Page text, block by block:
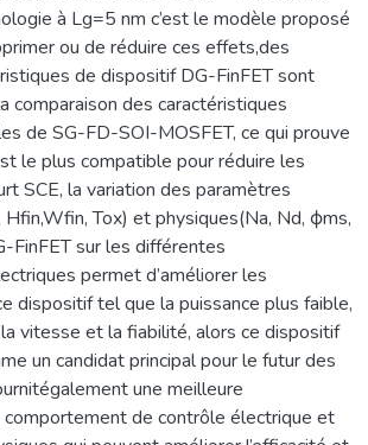
à Lg=5 nm c’est le modèle proposé
ou de réduire ces effets,des
de dispositif DG-FinFET sont
comparaison des caractéristiques
de SG-FD-SOI-MOSFET, ce qui prouve
le plus compatible pour réduire les
SCE, la variation des paramètres
Tox) et physiques(Na, Nd, ϕms,
FinFET sur les différentes
permet d’améliorer les
dispositif tel que la puissance plus faible,
vitesse et la fiabilité, alors ce dispositif
un candidat principal pour le futur des
une meilleure
comportement de contrôle électrique et